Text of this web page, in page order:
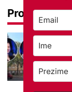
Pročitaj još